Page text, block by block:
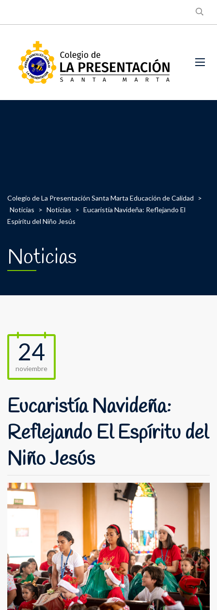
Colegio de La Presentación Santa Marta Educación de Calidad
>
Noticias
> Noticias > Eucaristía Navideña: Reflejando El
Espíritu del Niño Jesús
Noticias
24
noviembre
Eucaristía Navideña:
Reflejando El Espíritu del
Niño Jesús